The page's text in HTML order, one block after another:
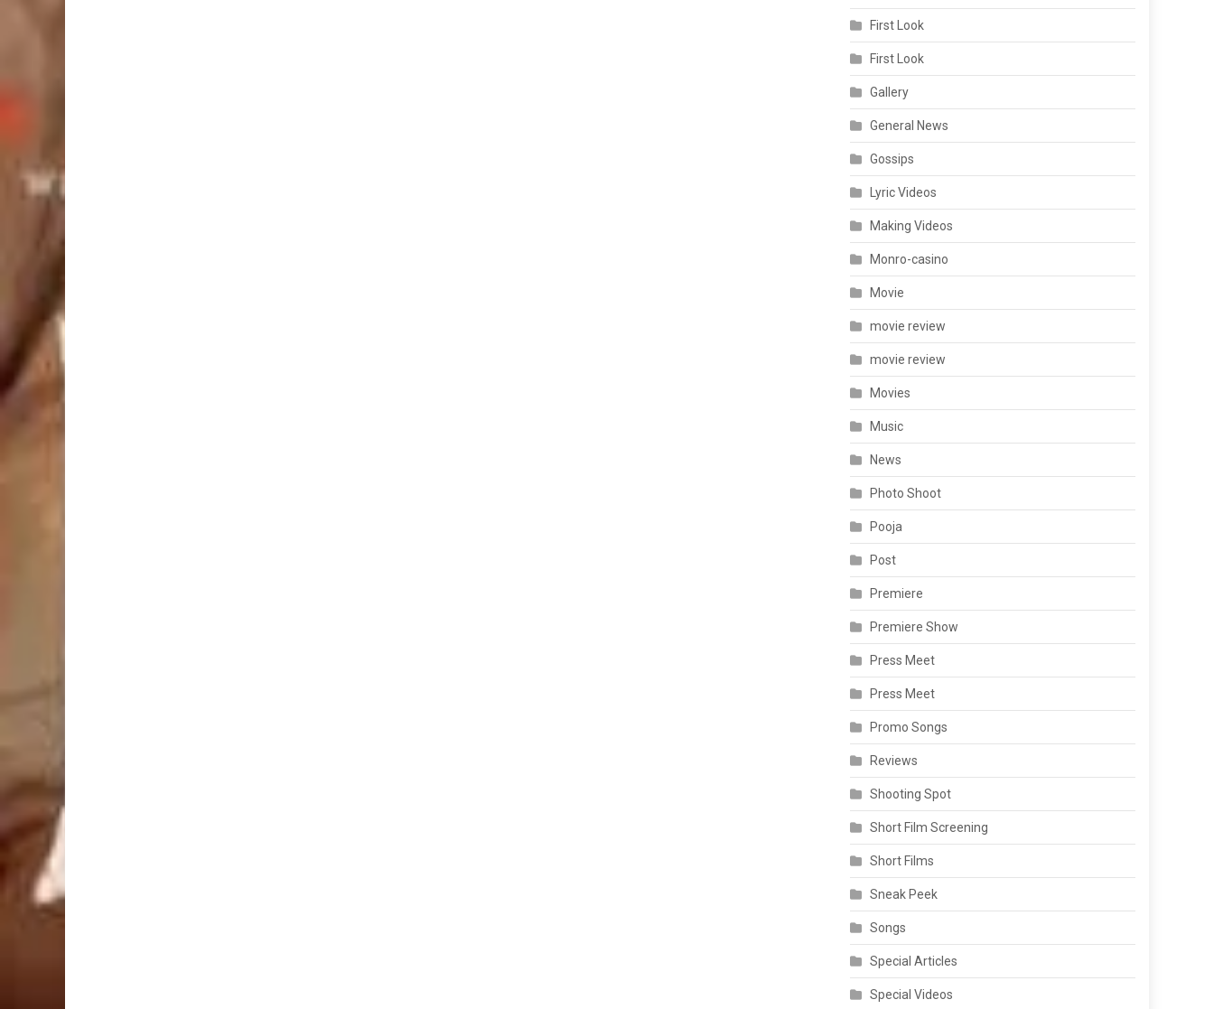
First Look
First Look
Gallery
General News
Gossips
Lyric Videos
Making Videos
Monro-casino
Movie
movie review
movie review
Movies
Music
News
Photo Shoot
Pooja
Post
Premiere
Premiere Show
Press Meet
Press Meet
Promo Songs
Reviews
Shooting Spot
Short Film Screening
Short Films
Sneak Peek
Songs
Special Articles
Special Videos